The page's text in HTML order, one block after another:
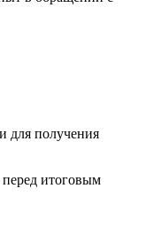
для получения
итоговым